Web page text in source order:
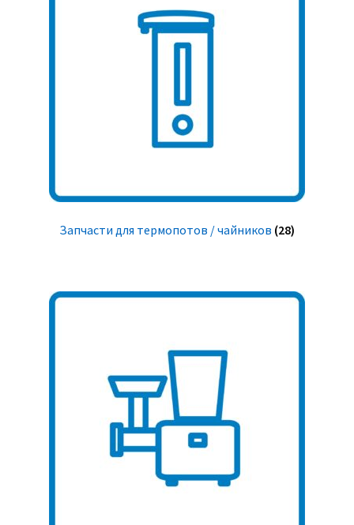
Запчасти для термопотов / чайников (28)